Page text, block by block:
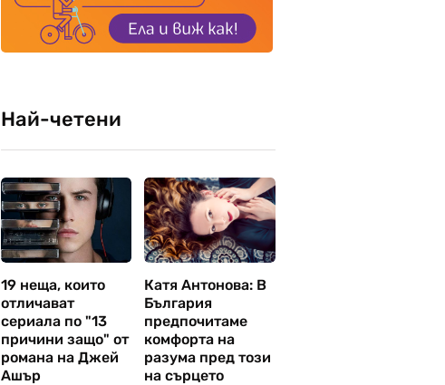
Най-четени
19 неща, които
отличават
сериала по "13
причини защо" от
романа на Джей
Ашър
Катя Антонова: В
България
предпочитаме
комфорта на
разума пред този
на сърцето